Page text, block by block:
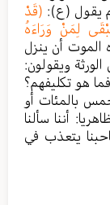
يقول (ع): (قَدْ
لِمَنْ وَرَاءَهُ
الموت أن ينزل
ويقولون:
هو تكليفهم؟
بالمئات أو
أننا سألنا
يتعذب في